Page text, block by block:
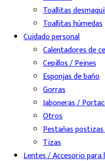
Toallitas
Toallitas húmedas
Cuidado personal
Calentadores de
Cepillos / Peines
Esponjas de baño
Gorras
Jaboneras /
Otros
Pestañas
Tizas
Lentes / Accesorio para